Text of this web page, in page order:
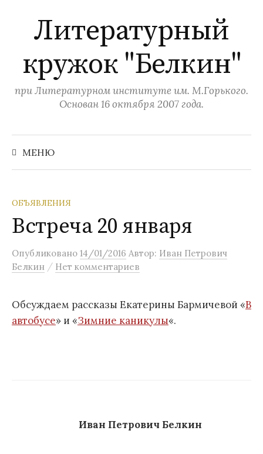
т
с
о
д
р
и
о
Литературный
кружок "Белкин"
при Литературном институте им. М.Горького.
Основан 16 октября 2007 года.
МЕНЮ
ОБЪЯВЛЕНИЯ
Встреча 20 января
Опубликовано 14/01/2016 Автор: Иван Петрович
Белкин / Нет комментариев
Обсуждаем рассказы Екатерины Бармичевой «В
автобусе» и «Зимние каникулы«.
Иван Петрович Белкин